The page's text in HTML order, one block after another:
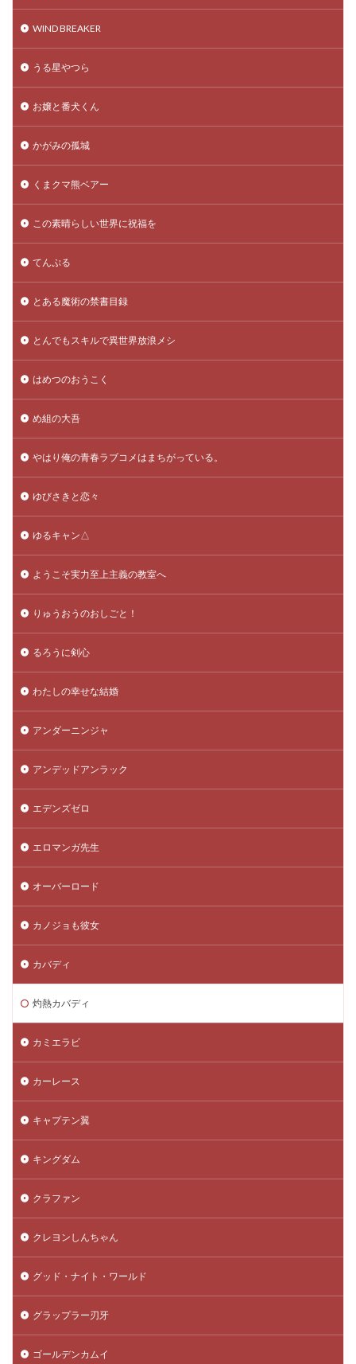
WIND BREAKER
うる星やつら
お嬢と番犬くん
かがみの孤城
くまクマ熊ベアー
この素晴らしい世界に祝福を
てんぷる
とある魔術の禁書目録
とんでもスキルで異世界放浪メシ
はめつのおうこく
め組の大吾
やはり俺の青春ラブコメはまちがっている。
ゆびさきと恋々
ゆるキャン△
ようこそ実力至上主義の教室へ
りゅうおうのおしごと！
るろうに剣心
わたしの幸せな結婚
アンダーニンジャ
アンデッドアンラック
エデンズゼロ
エロマンガ先生
オーバーロード
カノジョも彼女
カバディ
灼熱カバディ
カミエラビ
カーレース
キャプテン翼
キングダム
クラファン
クレヨンしんちゃん
グッド・ナイト・ワールド
グラップラー刃牙
ゴールデンカムイ